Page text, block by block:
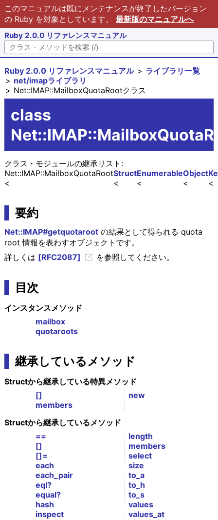
このマニュアルは既にメンテナンスが終了したバージョン
の Ruby を対象としています。 最新版のマニュアルへ
Ruby 2.0.0 リファレンスマニュアル
Ruby 2.0.0 リファレンスマニュアル
ライブラリ一覧
net/imapライブラリ
Net::IMAP::MailboxQuotaRootクラス
class
クラス・モジュールの継承リスト:
Object
Enumerable
Struct
Net::IMAP::MailboxQuotaRoot
要約
Net::IMAP#getquotarootの結果として得られる quota
root 情報を表わすオブジェクトです。
詳しくは [RFC2087] を参照してください。
目次
インスタンスメソッド
mailbox
quotaroots
継承しているメソッド
Structから継承している特異メソッド
[]
members
new
Structから継承しているメソッド
==
[]
[]=
each
each_pair
eql?
equal?
hash
inspect
length
members
select
size
to_a
to_h
to_s
values
values_at